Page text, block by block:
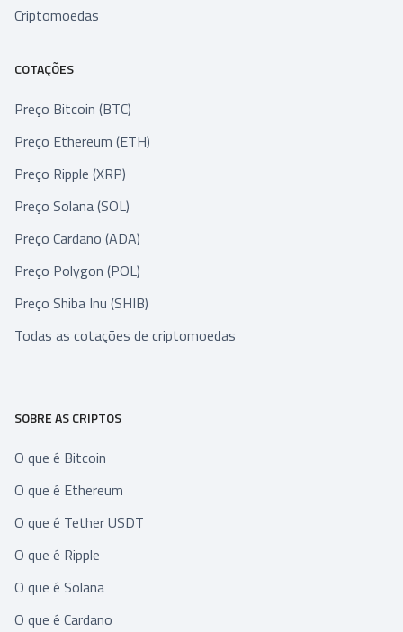
Criptomoedas
COTAÇÕES
Preço Bitcoin (BTC)
Preço Ethereum (ETH)
Preço Ripple (XRP)
Preço Solana (SOL)
Preço Cardano (ADA)
Preço Polygon (POL)
Preço Shiba Inu (SHIB)
Todas as cotações de criptomoedas
SOBRE AS CRIPTOS
O que é Bitcoin
O que é Ethereum
O que é Tether USDT
O que é Ripple
O que é Solana
O que é Cardano